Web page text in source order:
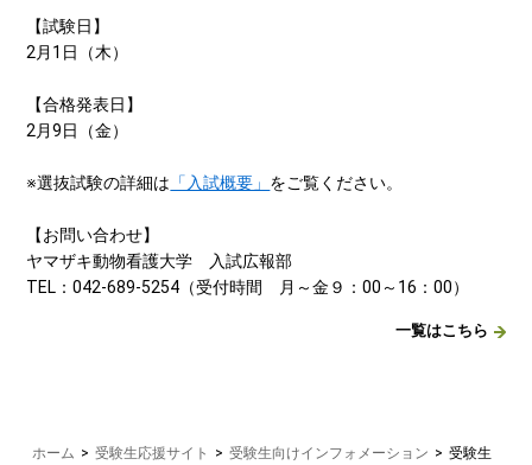
【試験日】
2月1日（木）
【合格発表日】
2月9日（金）
※選抜試験の詳細は 「入試概要」 をご覧ください。
【お問い合わせ】
ヤマザキ動物看護大学 入試広報部
TEL：042-689-5254（受付時間 月～金９：00～16：00）
一覧はこちら
ホーム > 受験生応援サイト > 受験生向けインフォメーション > 受験生